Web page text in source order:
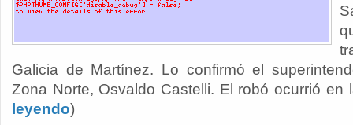
Galicia de Martínez. Lo confirmó el
Zona Norte, Osvaldo Castelli. El robó ocurrió en
leyendo)